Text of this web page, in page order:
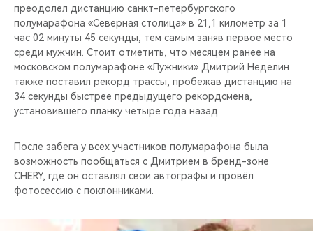
преодолел дистанцию санкт-петербургского
полумарафона «Северная столица» в 21,1 километр за 1
час 02 минуты 45 секунды, тем самым заняв первое место
среди мужчин. Стоит отметить, что месяцем ранее на
московском полумарафоне «Лужники» Дмитрий Неделин
также поставил рекорд трассы, пробежав дистанцию на
34 секунды быстрее предыдущего рекордсмена,
установившего планку четыре года назад.
После забега у всех участников полумарафона была
возможность пообщаться с Дмитрием в бренд-зоне
CHERY, где он оставлял свои автографы и провёл
фотосессию с поклонниками.